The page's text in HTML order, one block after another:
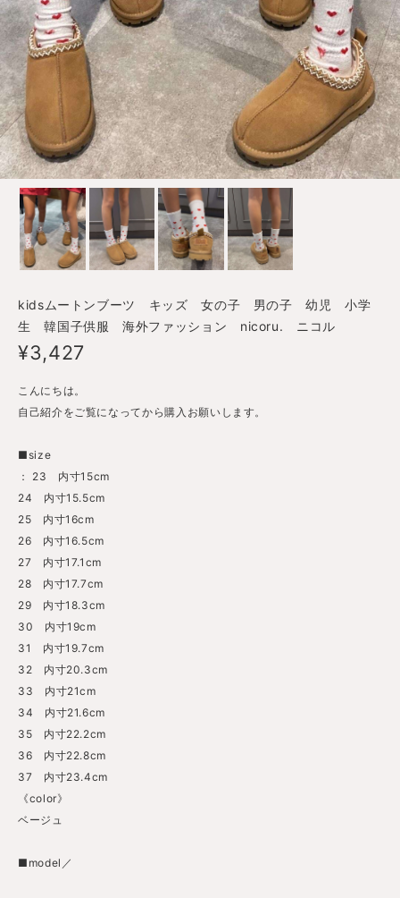
kidsムートンブーツ キッズ 女の子 男の子 幼児 小学
生 韓国子供服 海外ファッション nicoru. ニコル
¥3,427
こんにちは。
自己紹介をご覧になってから購入お願いします。
■size
： 23 内寸15cm
24 内寸15.5cm
25 内寸16cm
26 内寸16.5cm
27 内寸17.1cm
28 内寸17.7cm
29 内寸18.3cm
30 内寸19cm
31 内寸19.7cm
32 内寸20.3cm
33 内寸21cm
34 内寸21.6cm
35 内寸22.2cm
36 内寸22.8cm
37 内寸23.4cm
《color》
ベージュ
■model／